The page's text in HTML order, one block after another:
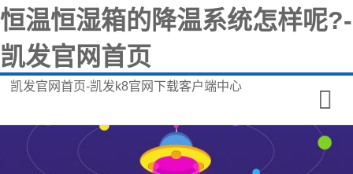
恒温恒湿箱的降温系统怎样呢?-
凯发官网首页
凯发官网首页-凯发k8官网下载客户端中心